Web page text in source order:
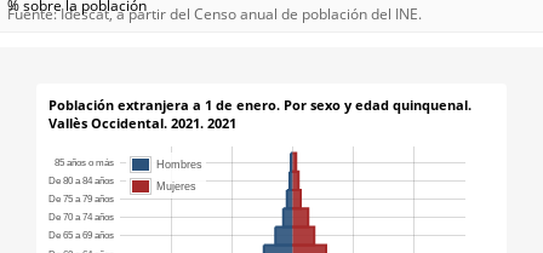
Fuente: Idescat, a partir del Censo anual de población del INE.